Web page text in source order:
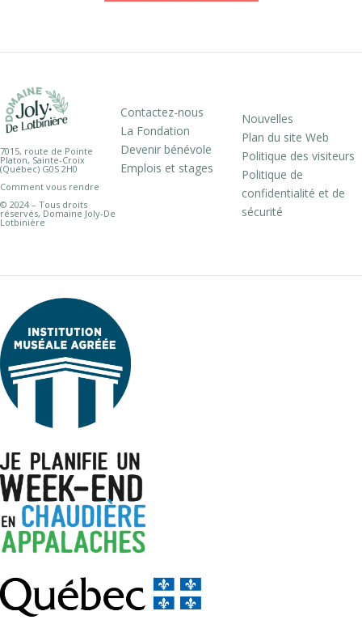
7015, route de Pointe
Platon, Sainte-Croix
(Québec) G0S 2H0
Comment vous rendre
© 2024 – Tous droits
réservés, Domaine Joly-De
Lotbinière
Contactez-nous
La Fondation
Devenir bénévole
Emplois et stages
Nouvelles
Plan du site Web
Politique des visiteurs
Politique de
confidentialité et de
sécurité